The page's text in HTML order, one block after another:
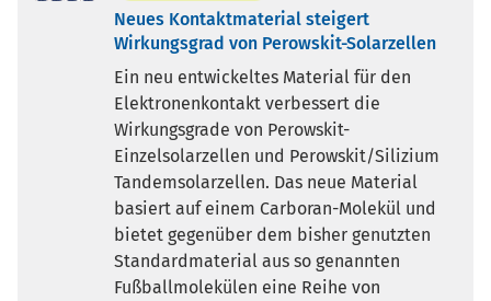
Neues Kontaktmaterial steigert
Wirkungsgrad von Perowskit-Solarzellen
Ein neu entwickeltes Material für den
Elektronenkontakt verbessert die
Wirkungsgrade von Perowskit-
Einzelsolarzellen und Perowskit/Silizium
Tandemsolarzellen. Das neue Material
basiert auf einem Carboran-Molekül und
bietet gegenüber dem bisher genutzten
Standardmaterial aus so genannten
Fußballmolekülen eine Reihe von